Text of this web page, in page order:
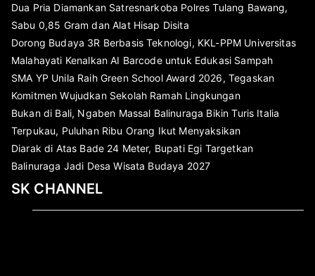
Dua Pria Diamankan Satresnarkoba Polres Tulang Bawang,
Sabu 0,85 Gram dan Alat Hisap Disita
Dorong Budaya 3R Berbasis Teknologi, KKL-PPM Universitas
Malahayati Kenalkan AI Barcode untuk Edukasi Sampah
SMA YP Unila Raih Green School Award 2026, Tegaskan
Komitmen Wujudkan Sekolah Ramah Lingkungan
Bukan di Bali, Ngaben Massal Balinuraga Bikin Turis Italia
Terpukau, Puluhan Ribu Orang Ikut Menyaksikan
Diarak di Atas Bade 24 Meter, Bupati Egi Targetkan
Balinuraga Jadi Desa Wisata Budaya 2027
SK CHANNEL